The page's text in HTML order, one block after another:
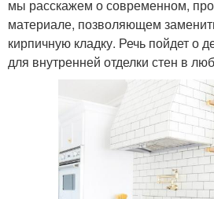
мы расскажем о современном,
материале, позволяющем
кирпичную кладку. Речь пойдет о
для внутренней отделки стен в